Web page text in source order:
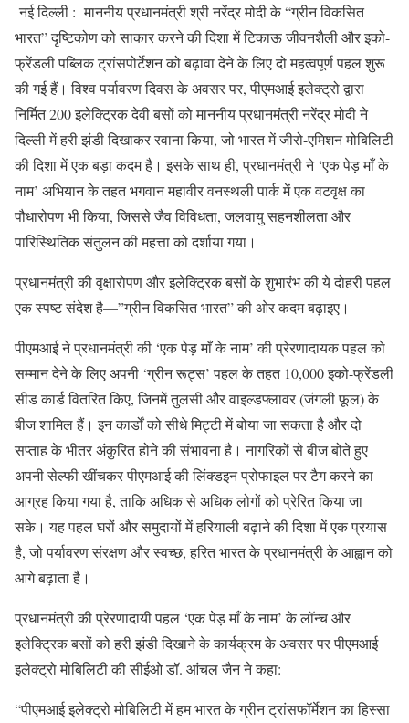
नई दिल्ली : माननीय प्रधानमंत्री श्री नरेंद्र मोदी के “ग्रीन विकसित
भारत” दृष्टिकोण को साकार करने की दिशा में टिकाऊ जीवनशैली और इको-
फ्रेंडली पब्लिक ट्रांसपोर्टेशन को बढ़ावा देने के लिए दो महत्वपूर्ण पहल शुरू
की गई हैं। विश्व पर्यावरण दिवस के अवसर पर, पीएमआई इलेक्ट्रो द्वारा
निर्मित 200 इलेक्ट्रिक देवी बसों को माननीय प्रधानमंत्री नरेंद्र मोदी ने
दिल्ली में हरी झंडी दिखाकर रवाना किया, जो भारत में जीरो-एमिशन मोबिलिटी
की दिशा में एक बड़ा कदम है। इसके साथ ही, प्रधानमंत्री ने ‘एक पेड़ माँ के
नाम’ अभियान के तहत भगवान महावीर वनस्थली पार्क में एक वटवृक्ष का
पौधारोपण भी किया, जिससे जैव विविधता, जलवायु सहनशीलता और
पारिस्थितिक संतुलन की महत्ता को दर्शाया गया।
प्रधानमंत्री की वृक्षारोपण और इलेक्ट्रिक बसों के शुभारंभ की ये दोहरी पहल
एक स्पष्ट संदेश है—”ग्रीन विकसित भारत” की ओर कदम बढ़ाइए।
पीएमआई ने प्रधानमंत्री की ‘एक पेड़ माँ के नाम’ की प्रेरणादायक पहल को
सम्मान देने के लिए अपनी ‘ग्रीन रूट्स’ पहल के तहत 10,000 इको-फ्रेंडली
सीड कार्ड वितरित किए, जिनमें तुलसी और वाइल्डफ्लावर (जंगली फूल) के
बीज शामिल हैं। इन कार्डों को सीधे मिट्टी में बोया जा सकता है और दो
सप्ताह के भीतर अंकुरित होने की संभावना है। नागरिकों से बीज बोते हुए
अपनी सेल्फी खींचकर पीएमआई की लिंक्डइन प्रोफाइल पर टैग करने का
आग्रह किया गया है, ताकि अधिक से अधिक लोगों को प्रेरित किया जा
सके। यह पहल घरों और समुदायों में हरियाली बढ़ाने की दिशा में एक प्रयास
है, जो पर्यावरण संरक्षण और स्वच्छ, हरित भारत के प्रधानमंत्री के आह्वान को
आगे बढ़ाता है।
प्रधानमंत्री की प्रेरणादायी पहल ‘एक पेड़ माँ के नाम’ के लॉन्च और
इलेक्ट्रिक बसों को हरी झंडी दिखाने के कार्यक्रम के अवसर पर पीएमआई
इलेक्ट्रो मोबिलिटी की सीईओ डॉ. आंचल जैन ने कहा:
“पीएमआई इलेक्ट्रो मोबिलिटी में हम भारत के ग्रीन ट्रांसफॉर्मेशन का हिस्सा